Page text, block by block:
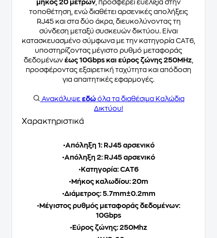
μήκος 20 μέτρων, προσφέρει ευελιξία στην
τοποθέτηση, ενώ διαθέτει αρσενικές απολήξεις
RJ45 και στα δύο άκρα, διευκολύνοντας τη
σύνδεση μεταξύ συσκευών δικτύου. Είναι
κατασκευασμένο σύμφωνα με την κατηγορία CAT6,
υποστηρίζοντας μέγιστο ρυθμό μεταφοράς
δεδομένων έως 10Gbps και εύρος ζώνης 250MHz
προσφέροντας εξαιρετική ταχύτητα και απόδοση
για απαιτητικές εφαρμογές.
Ανακάλυψε εδώόλα τα διαθέσιμα Καλώδια
Δικτύου!
Χαρακτηριστικά
•Απόληξη 1: RJ45 αρσενικό
•Απόληξη 2: RJ45 αρσενικό
•Κατηγορία: CAT6
•Μήκος καλωδίου: 20m
•Διάμετρος: 5.7mm±0.2mm
•Μέγιστος ρυθμός μεταφοράς δεδομένων:
10Gbps
•Εύρος ζώνης: 250Mhz